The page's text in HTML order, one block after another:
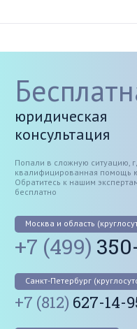
юридическая
консультация
Попали в сложную ситуацию,
квалифицированная помощь
Обратитесь к нашим
бесплатно
Москва и область
+7 (499)
Санкт-Петербург
+7 (812) 627-14-